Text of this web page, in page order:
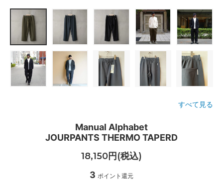
すべて見る
Manual Alphabet
JOURPANTS THERMO TAPERD
18,150円(税込)
3 ポイント還元